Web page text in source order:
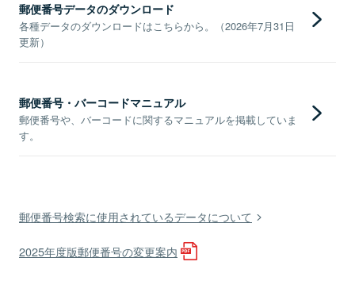
郵便番号データのダウンロード
各種データのダウンロードはこちらから。（2026年7月31日
更新）
郵便番号・バーコードマニュアル
郵便番号や、バーコードに関するマニュアルを掲載していま
す。
郵便番号検索に使用されているデータについて
2025年度版郵便番号の変更案内